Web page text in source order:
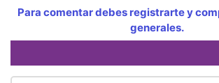
Para comentar debes registrarte y
generales.